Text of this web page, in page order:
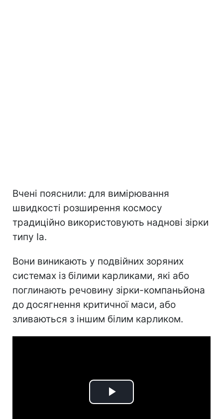
Вчені пояснили: для вимірювання
швидкості розширення космосу
традиційно використовують наднові зірки
типу Ia.
Вони виникають у подвійних зоряних
системах із білими карликами, які або
поглинають речовину зірки-компаньйона
до досягнення критичної маси, або
зливаються з іншим білим карликом.
Play